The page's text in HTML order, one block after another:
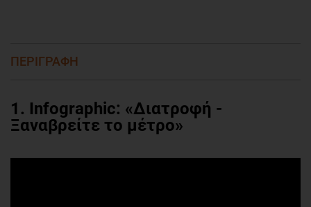
ΠΕΡΙΓΡΑΦΗ
1. Infographic: «Διατροφή -
Ξαναβρείτε το μέτρο»